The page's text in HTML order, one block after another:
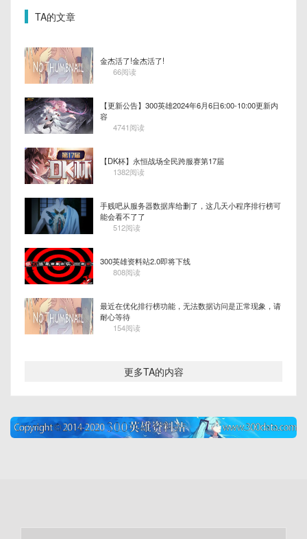
TA的文章
金杰活了!金杰活了!
66阅读
【更新公告】300英雄2024年6月6日6:00-10:00更新内
容
4741阅读
【DK杯】永恒战场全民跨服赛第17届
1382阅读
手贱吧从服务器数据库给删了，这几天小程序排行榜可
能会看不了了
512阅读
300英雄资料站2.0即将下线
808阅读
最近在优化排行榜功能，无法数据访问是正常现象，请
耐心等待
154阅读
更多TA的内容